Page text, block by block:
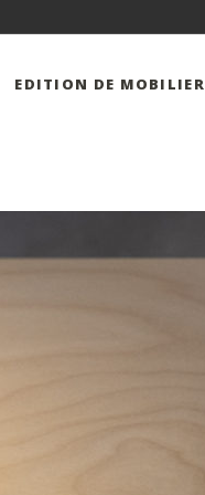
EDITION DE MOBILIER